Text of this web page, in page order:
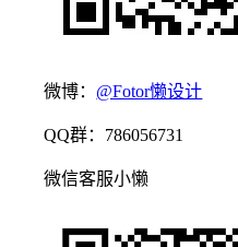
微博： @Fotor懒设计
QQ群：786056731
微信客服小懒